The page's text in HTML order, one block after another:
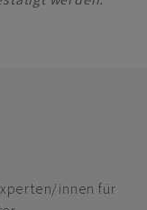
innen für